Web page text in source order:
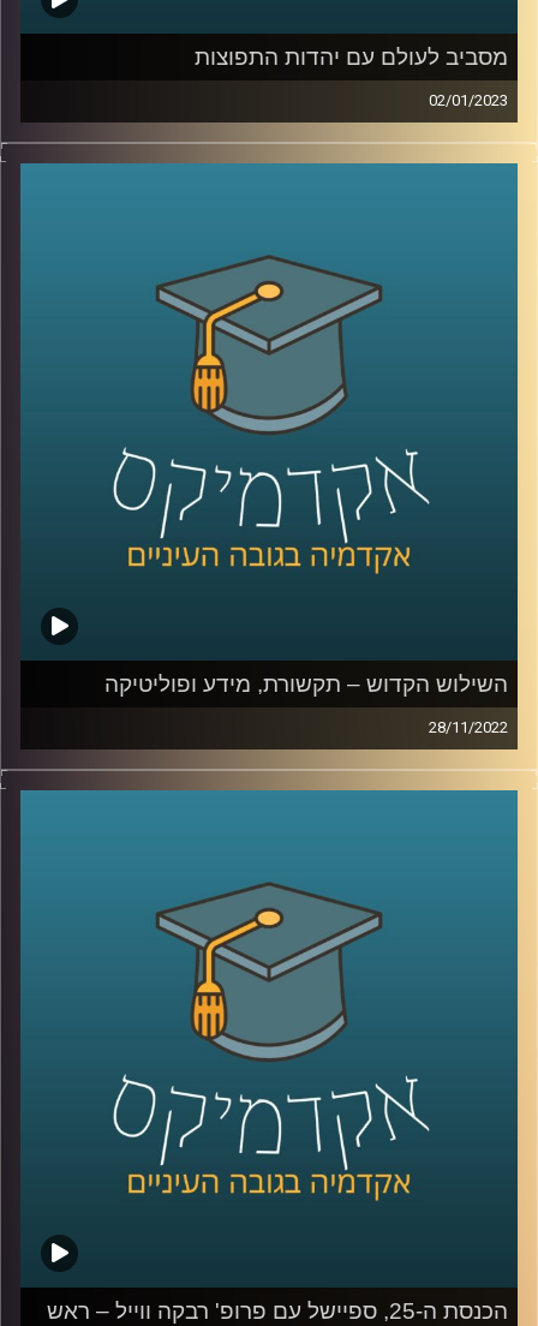
מסביב לעולם עם יהדות התפוצות
02/01/2023
הקשר בין מדינת ישראל ליהדות התפוצות הוא קשר חזק וארוך
שנים. מר יהונתן דייויס, ראש בית הספר הבינלאומי
AudioVersity
השילוש הקדוש – תקשורת, מידע ופוליטיקה
28/11/2022
פוליטיקה, תקשורת ומידע תמיד הלכו יחדיו. בשנים האחרונות
האלה נוספו לשילוש הזה נדבכים נוספים, כמו הרשת החברתית
AudioVersity
הכנסת ה-25, ספיישל עם פרופ' רבקה ווייל – ראש